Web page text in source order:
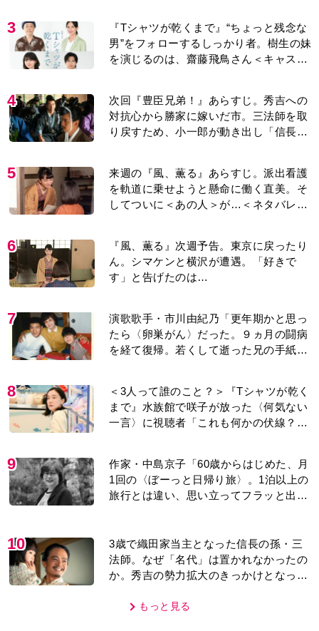
3
『Tシャツが乾くまで』“ちょっと残念な
男”をフォローするしっかり者。樹生の妹
を演じるのは、齋藤飛鳥さん＜キャスト
4
次回『豊臣兄弟！』あらすじ。秀吉への
対抗心から勝家に嫁いだ市。三法師を取
り戻すため、小一郎が動き出し「信長の
5
来週の『風、薫る』あらすじ。派出看護
を軌道に乗せようと懸命に働く直美。そ
してついに＜あの人＞が…＜ネタバレあ
6
『風、薫る』次週予告。東京に戻ったり
ん。シマケンと横沢が遭遇。「好きで
す」と告げたのは…
7
演歌歌手・市川由紀乃「更年期かと思っ
たら〈卵巣がん〉だった。９ヵ月の闘病
を経て復帰。若くして逝った兄の手紙を
8
＜3人って誰のこと？＞『Tシャツが乾く
まで』水族館で咲子が放った〈何気ない
一言〉に視聴者「これも何かの伏線？」
9
作家・中島京子「60歳からはじめた、月
1回の〈ぼーっと日帰り旅〉。1泊以上の
旅行とは違い、思い立ってフラッと出か
10
3歳で織田家当主となった信長の孫・三
法師。なぜ「名代」は置かれなかったの
か。秀吉の勢力拡大のきっかけとなった
が『豊臣兄弟！』を解説
もっと見る